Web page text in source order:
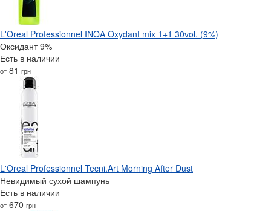
L'Oreal Professionnel INOA Oxydant mix 1+1 30vol. (9%)
Оксидант 9%
Есть в наличии
от 81 грн
L'Oreal Professionnel Tecni.Art Morning After Dust
Невидимый сухой шампунь
Есть в наличии
от 670 грн